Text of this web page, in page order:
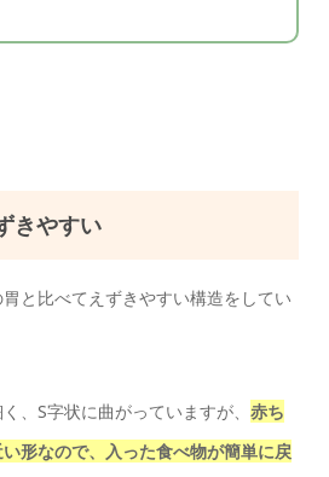
きやすい
と比べてえずきやすい構造をしてい
、S字状に曲がっていますが、 赤ち
形なので、入った食べ物が簡単に戻